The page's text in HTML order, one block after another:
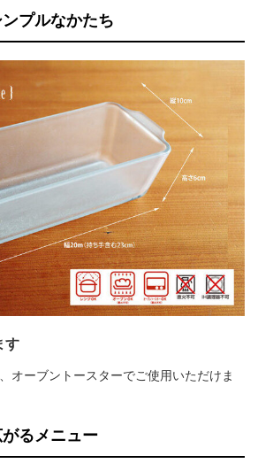
プルなかたち
す
オーブントースターでご使用いただけま
るメニュー